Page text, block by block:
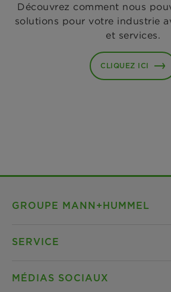
Découvrez comment nous
solutions pour votre industrie
et services.
CLIQUEZ ICI
GROUPE MANN+HUMMEL
SERVICE
MÉDIAS SOCIAUX